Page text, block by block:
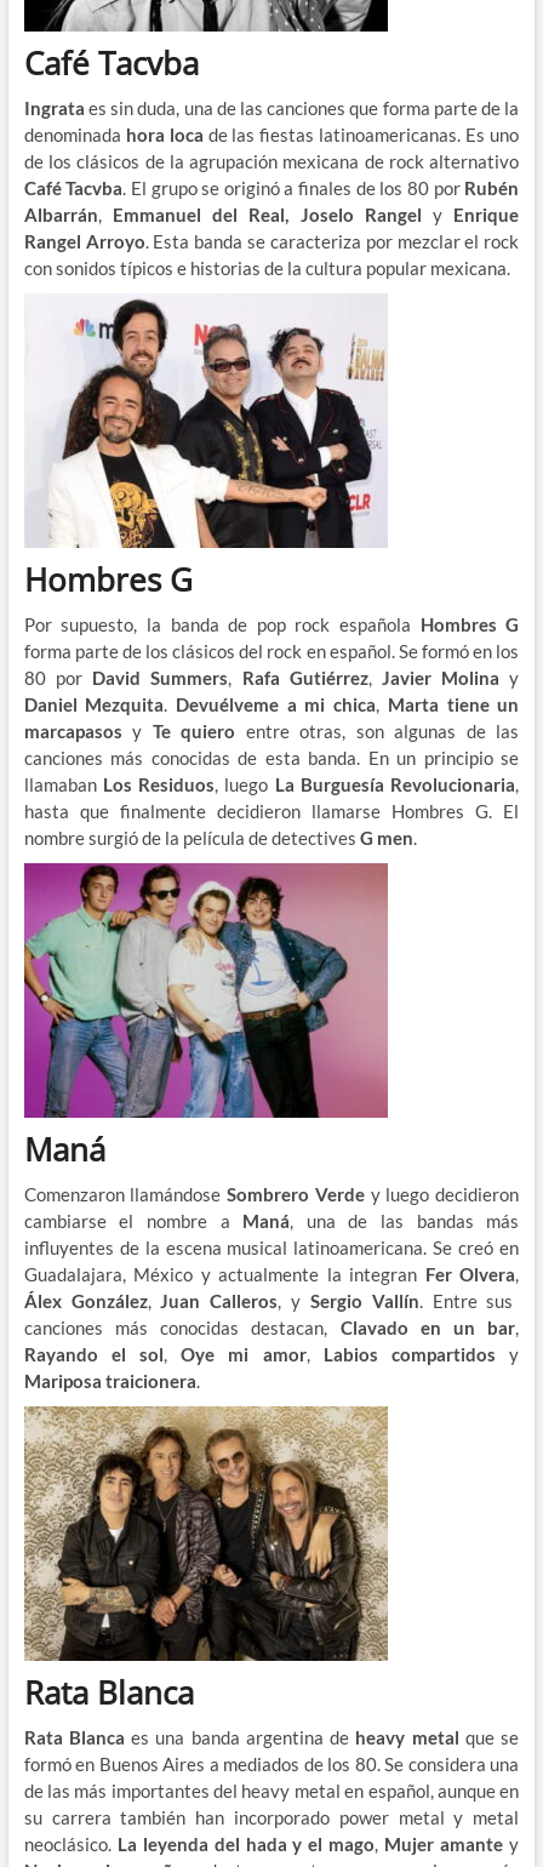
Café Tacvba
Ingrata es sin duda, una de las canciones que forma parte de la
denominada hora loca de las fiestas latinoamericanas. Es uno
de los clásicos de la agrupación mexicana de rock alternativo
Café Tacvba. El grupo se originó a finales de los 80 por Rubén
Albarrán, Emmanuel del Real, Joselo Rangel y Enrique
Rangel Arroyo. Esta banda se caracteriza por mezclar el rock
con sonidos típicos e historias de la cultura popular mexicana.
Hombres G
Por supuesto, la banda de pop rock española Hombres G
forma parte de los clásicos del rock en español. Se formó en los
80 por David Summers, Rafa Gutiérrez, Javier Molina y
Daniel Mezquita. Devuélveme a mi chica, Marta tiene un
marcapasosy Te quiero entre otras, son algunas de las
canciones más conocidas de esta banda. En un principio se
llamaban Los Residuos, luego La Burguesía Revolucionaria,
hasta que finalmente decidieron llamarse Hombres G. El
nombre surgió de la película de detectives G men.
Maná
Comenzaron llamándoseSombrero Verde y luego decidieron
cambiarse el nombre a Maná, una de las bandas más
influyentes de la escena musical latinoamericana. Se creó en
Guadalajara, México y actualmente la integran Fer Olvera,
Álex González,Juan Calleros, y Sergio Vallín.​ Entre sus
canciones más conocidas destacan, Clavado en un bar,
Rayando el sol,Oye mi amor, Labios compartidos y
Mariposa traicionera.
Rata Blanca
Rata Blanca es una banda argentina de heavy metal que se
formó en Buenos Aires a mediados de los 80. Se considera una
de las más importantes del heavy metal en español, aunque en
su carrera también han incorporado power metal y metal
neoclásico. La leyenda del hada y el mago, Mujer amante y